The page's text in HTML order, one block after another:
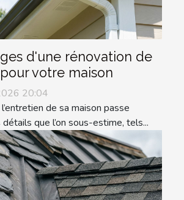
d'une rénovation de
votre maison
20:04
de sa maison passe
que l’on sous-estime, tels...